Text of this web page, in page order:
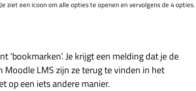
ziet een icoon om alle opties te openen en vervolgens de 4 opties.
Je krijgt een melding dat je de
LMS zijn ze terug te vinden in het
op een iets andere manier.